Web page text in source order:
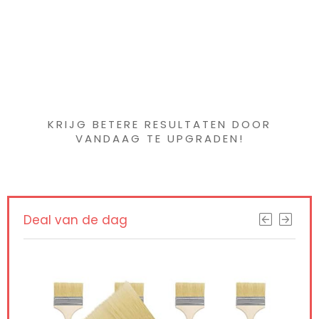
KRIJG BETERE RESULTATEN DOOR
VANDAAG TE UPGRADEN!
Deal van de dag